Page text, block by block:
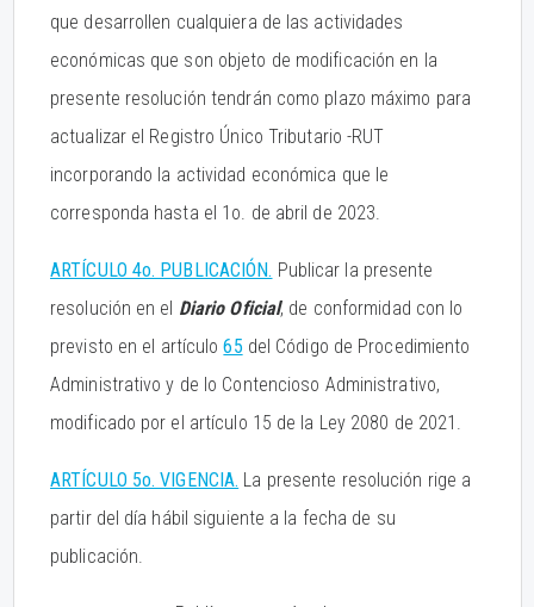
que desarrollen cualquiera de las actividades
económicas que son objeto de modificación en la
presente resolución tendrán como plazo máximo para
actualizar el Registro Único Tributario -RUT
incorporando la actividad económica que le
corresponda hasta el 1o. de abril de 2023.
ARTÍCULO 4o. PUBLICACIÓN. Publicar la presente
resolución en el Diario Oficial, de conformidad con lo
previsto en el artículo65 del Código de Procedimiento
Administrativo y de lo Contencioso Administrativo,
modificado por el artículo 15 de la Ley 2080 de 2021.
ARTÍCULO 5o. VIGENCIA. La presente resolución rige a
partir del día hábil siguiente a la fecha de su
publicación.